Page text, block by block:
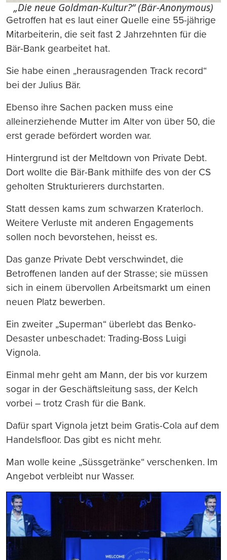
„Die neue Goldman-Kultur?“ (Bär-Anonymous)
Getroffen hat es laut einer Quelle eine 55-jährige
Mitarbeiterin, die seit fast 2 Jahrzehnten für die
Bär-Bank gearbeitet hat.
Sie habe einen „herausragenden Track record“
bei der Julius Bär.
Ebenso ihre Sachen packen muss eine
alleinerziehende Mutter im Alter von über 50, die
erst gerade befördert worden war.
Hintergrund ist der Meltdown von Private Debt.
Dort wollte die Bär-Bank mithilfe des von der CS
geholten Strukturierers durchstarten.
Statt dessen kams zum schwarzen Kraterloch.
Weitere Verluste mit anderen Engagements
sollen noch bevorstehen, heisst es.
Das ganze Private Debt verschwindet, die
Betroffenen landen auf der Strasse; sie müssen
sich in einem übervollen Arbeitsmarkt um einen
neuen Platz bewerben.
Ein zweiter „Superman“ überlebt das Benko-
Desaster unbeschadet: Trading-Boss Luigi
Vignola.
Einmal mehr geht am Mann, der bis vor kurzem
sogar in der Geschäftsleitung sass, der Kelch
vorbei – trotz Crash für die Bank.
Dafür spart Vignola jetzt beim Gratis-Cola auf dem
Handelsfloor. Das gibt es nicht mehr.
Man wolle keine „Süssgetränke“ verschenken. Im
Angebot verbleibt nur Wasser.